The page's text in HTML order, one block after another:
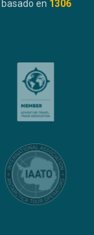
basado en 1306